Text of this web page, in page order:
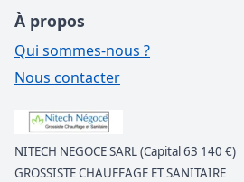
À propos
Qui sommes-nous ?
Nous contacter
NITECH NEGOCE SARL (Capital 63 140 €)
GROSSISTE CHAUFFAGE ET SANITAIRE